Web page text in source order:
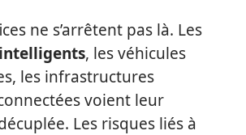
ne s’arrêtent pas là. Les
, les véhicules
les infrastructures
voient leur
Les risques liés à